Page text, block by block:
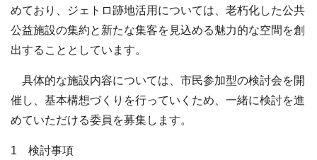
めており、ジェトロ跡地活用については、老朽化した公共
公益施設の集約と新たな集客を見込める魅力的な空間を創
出することとしています。
具体的な施設内容については、市民参加型の検討会を開
催し、基本構想づくりを行っていくため、一緒に検討を進
めていただける委員を募集します。
1 検討事項